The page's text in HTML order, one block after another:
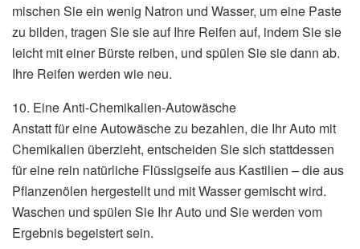
mischen Sie ein wenig Natron und Wasser, um eine Paste
zu bilden, tragen Sie sie auf Ihre Reifen auf, indem Sie sie
leicht mit einer Bürste reiben, und spülen Sie sie dann ab.
Ihre Reifen werden wie neu.
10. Eine Anti-Chemikalien-Autowäsche
Anstatt für eine Autowäsche zu bezahlen, die Ihr Auto mit
Chemikalien überzieht, entscheiden Sie sich stattdessen
für eine rein natürliche Flüssigseife aus Kastilien – die aus
Pflanzenölen hergestellt und mit Wasser gemischt wird.
Waschen und spülen Sie Ihr Auto und Sie werden vom
Ergebnis begeistert sein.